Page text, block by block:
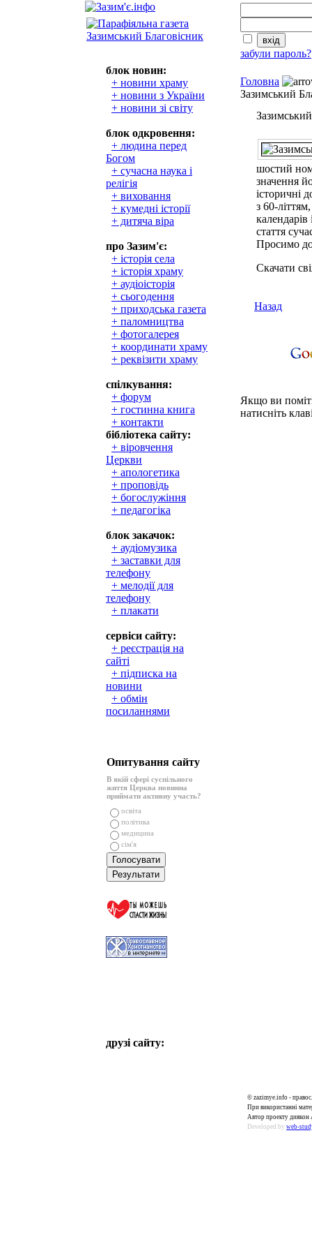
блок новин:
+ новини храму
+ новини з України
+ новини зі світу
блок одкровення:
+ людина перед
Богом
+ сучасна наука і
релігія
+ виховання
+ кумедні історії
+ дитяча віра
про Зазим'є:
+ історія села
+ історія храму
+ аудіоісторія
+ сьогодення
+ приходська газета
+ паломництва
+ фотогалерея
+ координати храму
+ реквізити храму
спілкування:
+ форум
+ гостинна книга
+ контакти
бібліотека сайту:
+ віровчення
Церкви
+ апологетика
+ проповідь
+ богослужіння
+ педагогіка
блок закачок:
+ аудіомузика
+ заставки для
телефону
+ мелодії для
телефону
+ плакати
сервіси сайту:
+ реєстрація на
сайті
+ підписка на
новини
+ обмін
посиланнями
Опитування сайту
В якій сфері суспільного
життя Церква повинна
приймати активну участь?
освіта
політика
медицина
сім'я
друзі сайту:
забули пароль?
Головна
Зазимський
шостий
значення
історичні
з 60-
стаття
Просимо
Скачати
Назад
Якщо ви
натисніть
© zazimye.info -
При використанні
Автор проекту диякон
Developed by web-